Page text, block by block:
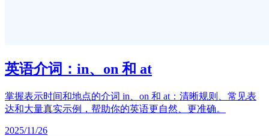
英语介词：in、on 和 at
掌握表示时间和地点的介词 in、on 和 at：清晰规则、常见表
达和大量真实示例，帮助你的英语更自然、更准确。
2025/11/26